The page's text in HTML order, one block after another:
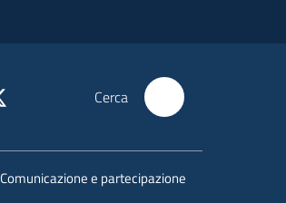
Cerca
Comunicazione e partecipazione